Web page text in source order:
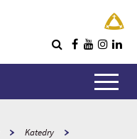
Katedry